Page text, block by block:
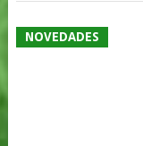
NOVEDADES